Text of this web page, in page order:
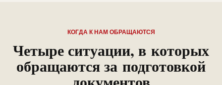
КОГДА К НАМ ОБРАЩАЮТСЯ
Четыре ситуации, в которых
обращаются за подготовкой